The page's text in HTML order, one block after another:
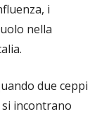
i
nella
due ceppi
si incontrano